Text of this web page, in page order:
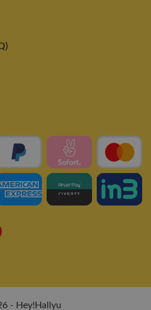
- Hey!Hallyu